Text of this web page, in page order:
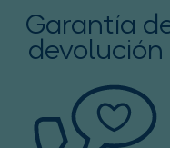
Garantía
devolución